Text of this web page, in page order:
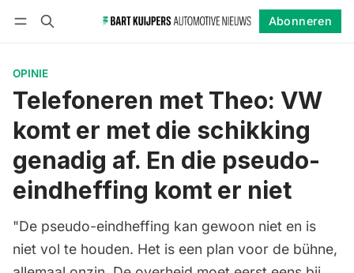
Abonneren
OPINIE
Telefoneren met Theo: VW
komt er met die schikking
genadig af. En die pseudo-
eindheffing komt er niet
"De pseudo-eindheffing kan gewoon niet en is
niet vol te houden. Het is een plan voor de bühne,